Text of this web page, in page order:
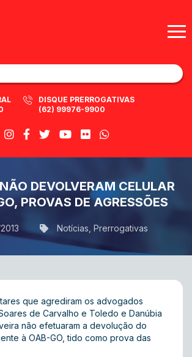
DISQUE PRERROGATIVAS
(62) 99976-9900
DEVOLVERAM CELULAR
PROVAS DE AGRESSÕES
Notícias Prerrogativas
que agrediram os advogados
de Carvalho e Toledo e Danúbia
não efetuaram a devolução do
à OAB-GO, tido como prova das